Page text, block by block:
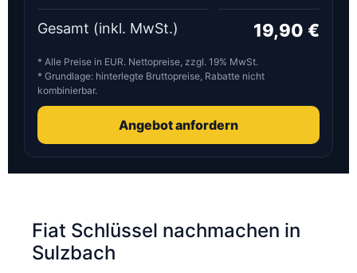
Gesamt (inkl. MwSt.) 19,90 €
* Alle Preise in EUR. Nettopreise, zzgl. 19% MwSt.
* Grundlage: hinterlegte Bruttopreise, Rabatte nicht
kombinierbar.
Angebot anfordern
Fiat Schlüssel nachmachen in
Sulzbach